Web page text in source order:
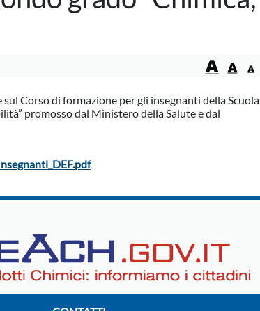
Corso di formazione per gli insegnanti della Scuola
promosso dal Ministero della Salute e dal